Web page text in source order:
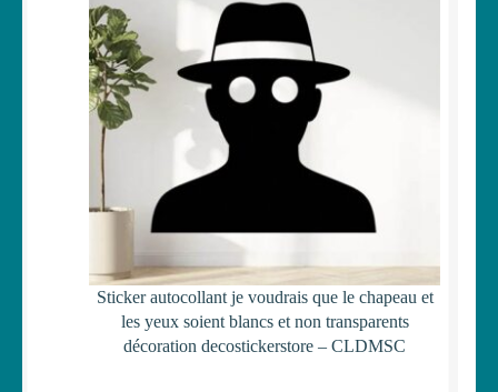
Sticker autocollant je voudrais que le chapeau et
les yeux soient blancs et non transparents
décoration decostickerstore – CLDMSC